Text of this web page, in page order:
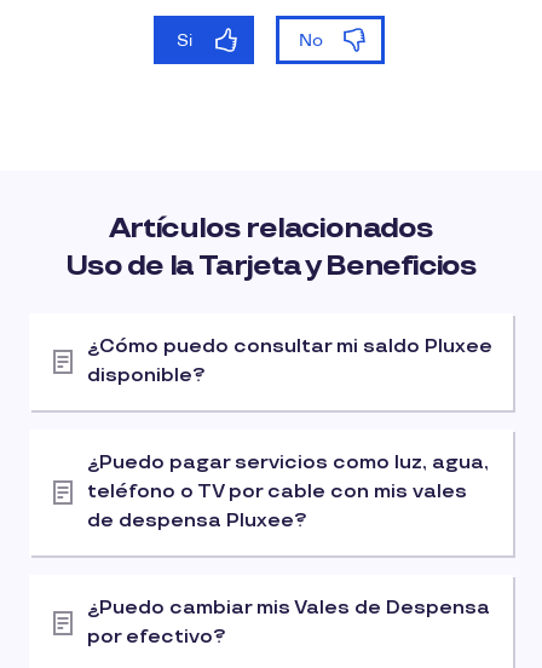
Artículos relacionados
Uso de la Tarjeta y Beneficios
¿Cómo puedo consultar mi saldo Pluxee
disponible?
¿Puedo pagar servicios como luz, agua,
teléfono o TV por cable con mis vales
de despensa Pluxee?
¿Puedo cambiar mis Vales de Despensa
por efectivo?